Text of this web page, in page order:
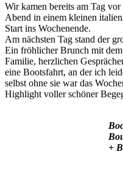
Wir kamen bereits am Tag vor
Abend in einem kleinen
Start ins Wochenende.
Am nächsten Tag stand der
Ein fröhlicher Brunch mit
Familie, herzlichen
eine Bootsfahrt, an der ich
selbst ohne sie war das
Highlight voller schöner
+